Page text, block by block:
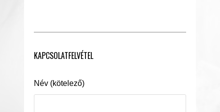
KAPCSOLATFELVÉTEL
Név (kötelező)